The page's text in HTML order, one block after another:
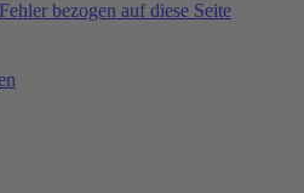
bezogen auf diese Seite